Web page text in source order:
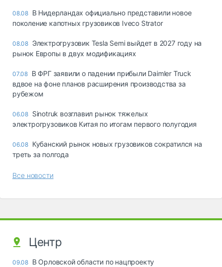
08.08 В Нидерландах официально представили новое
поколение капотных грузовиков Iveco Strator
08.08 Электрогрузовик Tesla Semi выйдет в 2027 году на
рынок Европы в двух модификациях
07.08 В ФРГ заявили о падении прибыли Daimler Truck
вдвое на фоне планов расширения производства за
рубежом
06.08 Sinotruk возглавил рынок тяжелых
электрогрузовиков Китая по итогам первого полугодия
06.08 Кубанский рынок новых грузовиков сократился на
треть за полгода
Все новости
Центр
09.08 В Орловской области по нацпроекту